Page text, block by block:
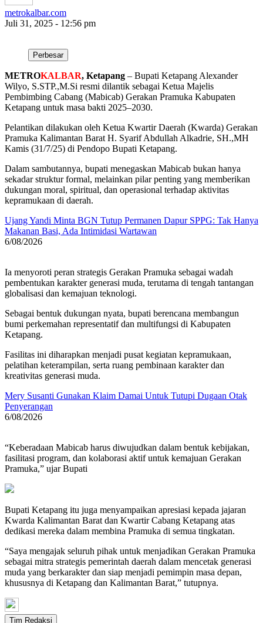
metrokalbar.com
Juli 31, 2025 - 12:56 pm
Perbesar
METROKALBAR, Ketapang – Bupati Ketapang Alexander
Wilyo, S.STP.,M.Si resmi dilantik sebagai Ketua Majelis
Pembimbing Cabang (Mabicab) Gerakan Pramuka Kabupaten
Ketapang untuk masa bakti 2025–2030.
Pelantikan dilakukan oleh Ketua Kwartir Daerah (Kwarda) Gerakan
Pramuka Kalimantan Barat H. Syarif Abdullah Alkadrie, SH.,MH
Kamis (31/7/25) di Pendopo Bupati Ketapang.
Dalam sambutannya, bupati menegaskan Mabicab bukan hanya
sekadar struktur formal, melainkan pilar penting yang memberikan
dukungan moral, spiritual, dan operasional terhadap aktivitas
kepramukaan di daerah.
Ujang Yandi Minta BGN Tutup Permanen Dapur SPPG: Tak Hanya
Makanan Basi, Ada Intimidasi Wartawan
6/08/2026
Ia menyoroti peran strategis Gerakan Pramuka sebagai wadah
pembentukan karakter generasi muda, terutama di tengah tantangan
globalisasi dan kemajuan teknologi.
Sebagai bentuk dukungan nyata, bupati berencana membangun
bumi perkemahan representatif dan multifungsi di Kabupaten
Ketapang.
Fasilitas ini diharapkan menjadi pusat kegiatan kepramukaan,
pelatihan keterampilan, serta ruang pembinaan karakter dan
kreativitas generasi muda.
Mery Susanti Gunakan Klaim Damai Untuk Tutupi Dugaan Otak
Penyerangan
6/08/2026
“Keberadaan Mabicab harus diwujudkan dalam bentuk kebijakan,
fasilitasi program, dan kolaborasi aktif untuk kemajuan Gerakan
Pramuka,” ujar Bupati
Bupati Ketapang itu juga menyampaikan apresiasi kepada jajaran
Kwarda Kalimantan Barat dan Kwartir Cabang Ketapang atas
dedikasi mereka dalam membina Pramuka di semua tingkatan.
“Saya mengajak seluruh pihak untuk menjadikan Gerakan Pramuka
sebagai mitra strategis pemerintah daerah dalam mencetak generasi
muda yang berkarakter dan siap menjadi pemimpin masa depan,
khususnya di Ketapang dan Kalimantan Barat,” tutupnya.
Tim Redaksi